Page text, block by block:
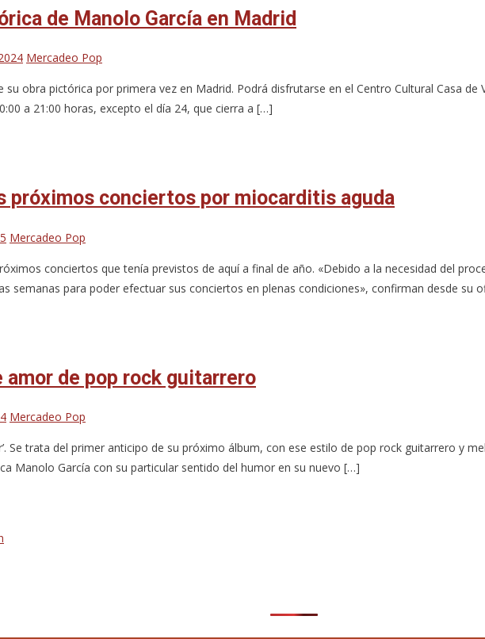
de Manolo García en Madrid
Mercadeo Pop
obra pictórica por primera vez en Madrid. Podrá disfrutarse en el Centro Cultural Casa de
a 21:00 horas, excepto el día 24, que cierra a […]
próximos conciertos por miocarditis aguda
Mercadeo Pop
conciertos que tenía previstos de aquí a final de año. «Debido a la necesidad del
semanas para poder efectuar sus conciertos en plenas condiciones», confirman desde su
amor de pop rock guitarrero
Mercadeo Pop
Se trata del primer anticipo de su próximo álbum, con ese estilo de pop rock guitarrero y
Manolo García con su particular sentido del humor en su nuevo […]